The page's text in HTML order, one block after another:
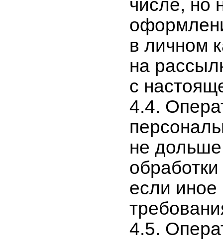
числе, но
в личном
на
с
4.4.
не
если иное
4.5.